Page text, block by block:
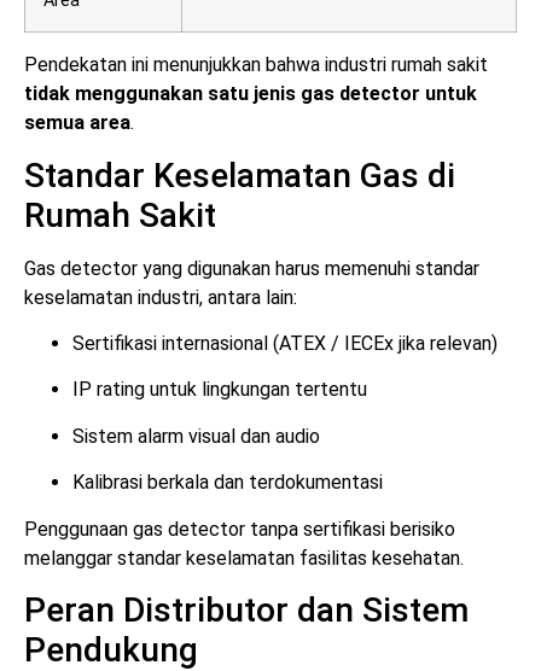
Pendekatan ini menunjukkan bahwa industri rumah sakit
tidak menggunakan satu jenis gas detector untuk
semua area.
Standar Keselamatan Gas di
Rumah Sakit
Gas detector yang digunakan harus memenuhi standar
keselamatan industri, antara lain:
Sertifikasi internasional (ATEX / IECEx jika relevan)
IP rating untuk lingkungan tertentu
Sistem alarm visual dan audio
Kalibrasi berkala dan terdokumentasi
Penggunaan gas detector tanpa sertifikasi berisiko
melanggar standar keselamatan fasilitas kesehatan.
Peran Distributor dan Sistem
Pendukung